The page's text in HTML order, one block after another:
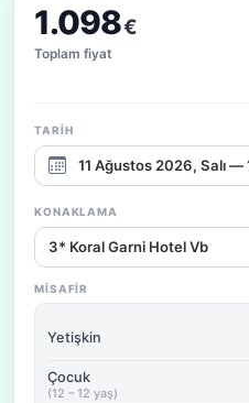
1.098€
Toplam fiyat
TARIH
Çıkış tarihi aralığı
KONAKLAMA
Konaklama / fiyat seçeneği
MISAFIR
Yetişkin
Çocuk
(12 – 12 yaş)